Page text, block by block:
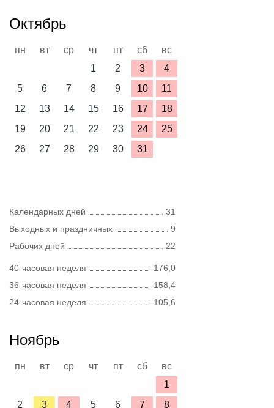
Октябрь
пн вт ср чт пт сб
вс
1
2 3
4
5
6 7 8 9 10
11
12
13 14 15 16 17
18
19
20 21 22 23 24
25
26
27 28 29 30 31
Календарных дней
31
Выходных и праздничных
9
Рабочих дней
22
40-часовая неделя
176,0
36-часовая неделя
158,4
24-часовая неделя
105,6
Ноябрь
пн вт ср чт пт сб
вс
1
2
3 4 5 6 7 8